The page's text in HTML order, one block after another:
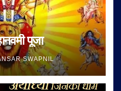
पूजा
SWAPNIL